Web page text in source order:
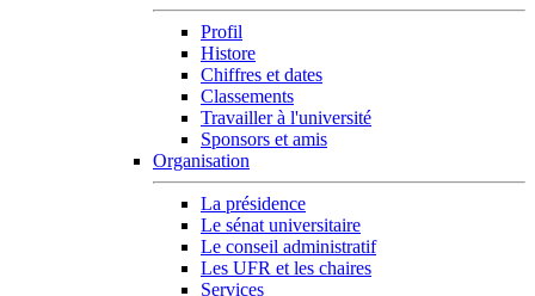
Profil
Histore
Chiffres et dates
Classements
Travailler à l'université
Sponsors et amis
Organisation
La présidence
Le sénat universitaire
Le conseil administratif
Les UFR et les chaires
Services